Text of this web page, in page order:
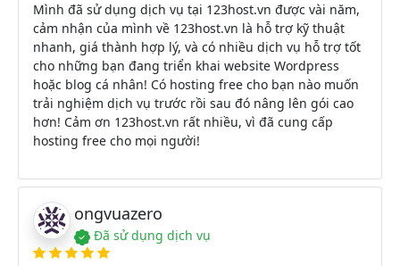
Mình đã sử dụng dịch vụ tại 123host.vn được vài năm,
cảm nhận của mình về 123host.vn là hỗ trợ kỹ thuật
nhanh, giá thành hợp lý, và có nhiều dịch vụ hỗ trợ tốt
cho những bạn đang triển khai website Wordpress
hoặc blog cá nhân! Có hosting free cho bạn nào muốn
trải nghiệm dịch vụ trước rồi sau đó nâng lên gói cao
hơn! Cảm ơn 123host.vn rất nhiều, vì đã cung cấp
hosting free cho mọi người!
ongvuazero
Đã sử dụng dịch vụ